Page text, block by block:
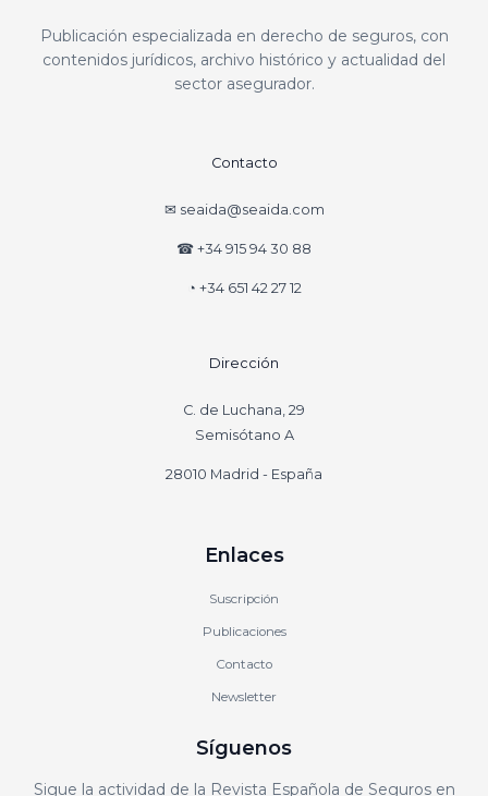
Publicación especializada en derecho de seguros, con
contenidos jurídicos, archivo histórico y actualidad del
sector asegurador.
Contacto
✉ seaida@seaida.com
☎ +34 915 94 30 88
◔ +34 651 42 27 12
Dirección
C. de Luchana, 29
Semisótano A
28010 Madrid - España
Enlaces
Suscripción
Publicaciones
Contacto
Newsletter
Síguenos
Sigue la actividad de la Revista Española de Seguros en